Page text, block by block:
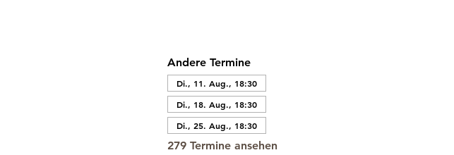
Andere Termine
Di., 11. Aug., 18:30
Di., 18. Aug., 18:30
Di., 25. Aug., 18:30
279 Termine ansehen